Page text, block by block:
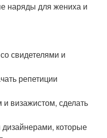
наряды для жениха и
свидетелями и
репетиции
визажистом, сделать
которые